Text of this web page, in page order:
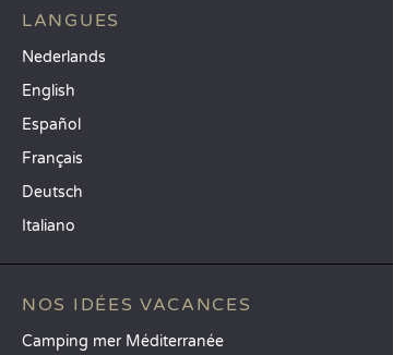
LANGUES
Nederlands
English
Español
Français
Deutsch
Italiano
NOS IDÉES VACANCES
Camping mer Méditerranée